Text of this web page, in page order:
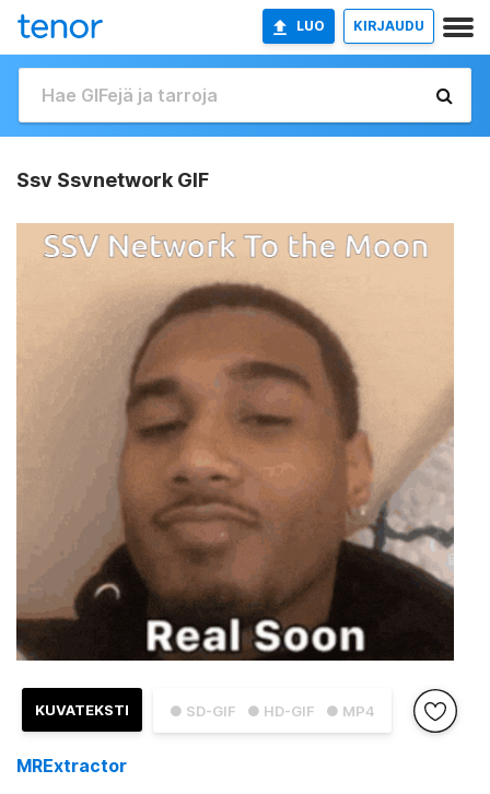
LUO KIRJAUDU
Ssv Ssvnetwork GIF
● SD-GIF ● HD-GIF ● MP4
KUVATEKSTI
MRExtractor